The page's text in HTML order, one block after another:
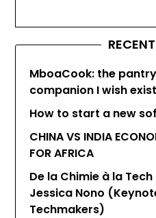
MboaCook: the
companion I wish
How to start a new
CHINA VS INDIA
FOR AFRICA
De la Chimie à la Tech
Jessica Nono
Techmakers)